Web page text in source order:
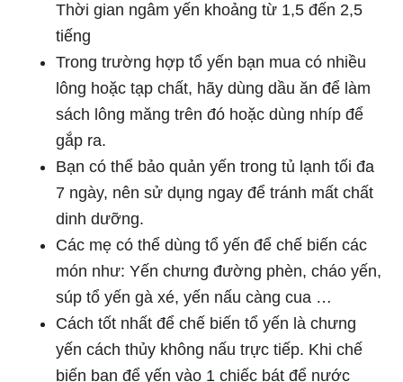
Thời gian ngâm yến khoảng từ 1,5 đến 2,5
tiếng
Trong trường hợp tổ yến bạn mua có nhiều
lông hoặc tạp chất, hãy dùng dầu ăn để làm
sách lông măng trên đó hoặc dùng nhíp để
gắp ra.
Bạn có thể bảo quản yến trong tủ lạnh tối đa
7 ngày, nên sử dụng ngay để tránh mất chất
dinh dưỡng.
Các mẹ có thể dùng tổ yến để chế biến các
món như: Yến chưng đường phèn, cháo yến,
súp tổ yến gà xé, yến nấu càng cua …
Cách tốt nhất để chế biến tổ yến là chưng
yến cách thủy không nấu trực tiếp. Khi chế
biến bạn để yến vào 1 chiếc bát để nước